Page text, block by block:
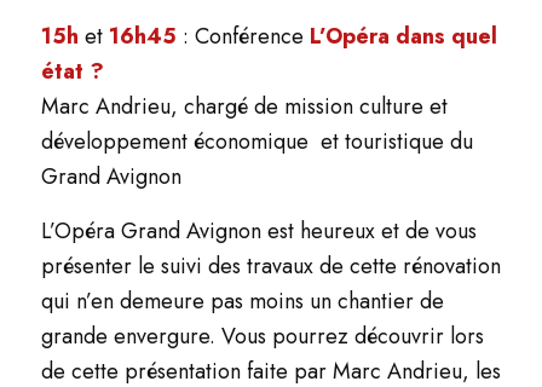
15h et 16h45 : Conférence L’Opéra dans quel
état ?
Marc Andrieu, chargé de mission culture et
développement économique et touristique du
Grand Avignon
L’Opéra Grand Avignon est heureuxet de vous
présenter le suivi des travaux de cette rénovation
qui n’en demeure pas moins un chantier de
grande envergure. Vous pourrez découvrir lors
de cette présentation faite par Marc Andrieu, les